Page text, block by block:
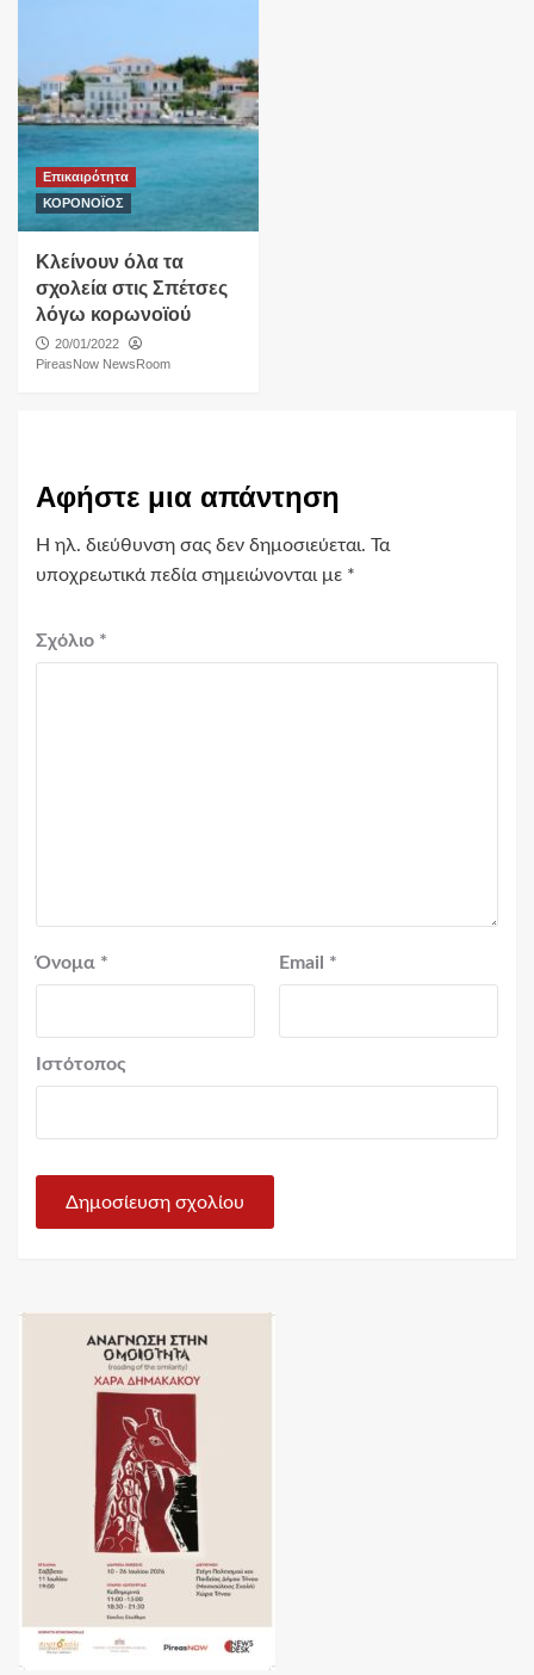
Επικαιρότητα
ΚΟΡΟΝΟΪΟΣ
Κλείνουν όλα τα
σχολεία στις Σπέτσες
λόγω κορωνοϊού
20/01/2022
PireasNow NewsRoom
Αφήστε μια απάντηση
Η ηλ. διεύθυνση σας δεν δημοσιεύεται. Τα
υποχρεωτικά πεδία σημειώνονται με *
Σχόλιο *
Όνομα * Email *
Ιστότοπος